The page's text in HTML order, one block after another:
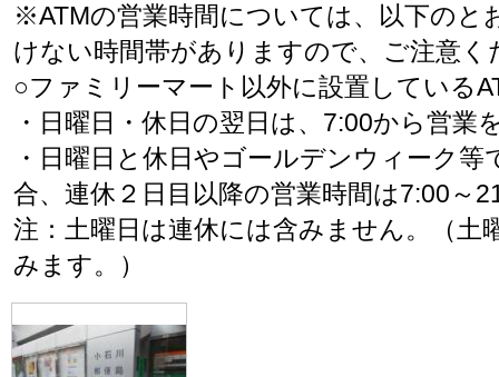
※ATMの営業時間については、以下のと
けない時間帯がありますので、ご注意く
○ファミリーマート以外に設置している
・日曜日・休日の翌日は、7:00から営業
・日曜日と休日やゴールデンウィーク等
合、連休２日目以降の営業時間は7:00～
注：土曜日は連休には含みません。（土
みます。）